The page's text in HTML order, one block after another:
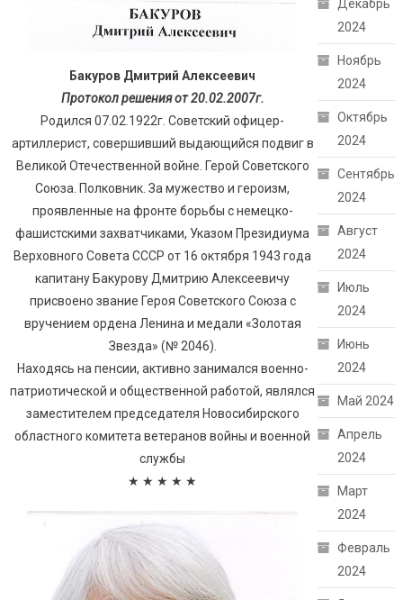
Бакуров Дмитрий Алексеевич
Протокол решения от 20.02.2007г.
Родился 07.02.1922г. Советский офицер-
артиллерист, совершивший выдающийся подвиг в
Великой Отечественной войне. Герой Советского
Союза. Полковник. За мужество и героизм,
проявленные на фронте борьбы с немецко-
фашистскими захватчиками, Указом Президиума
Верховного Совета СССР от 16 октября 1943 года
капитану Бакурову Дмитрию Алексеевичу
присвоено звание Героя Советского Союза с
вручением ордена Ленина и медали «Золотая
Звезда» (№ 2046).
Находясь на пенсии, активно занимался военно-
патриотической и общественной работой, являлся
заместителем председателя Новосибирского
областного комитета ветеранов войны и военной
службы
★ ★ ★ ★ ★
Декабрь
2024
Ноябрь
2024
Октябрь
2024
Сентябрь
2024
Август
2024
Июль
2024
Июнь
2024
Май 2024
Апрель
2024
Март
2024
Февраль
2024